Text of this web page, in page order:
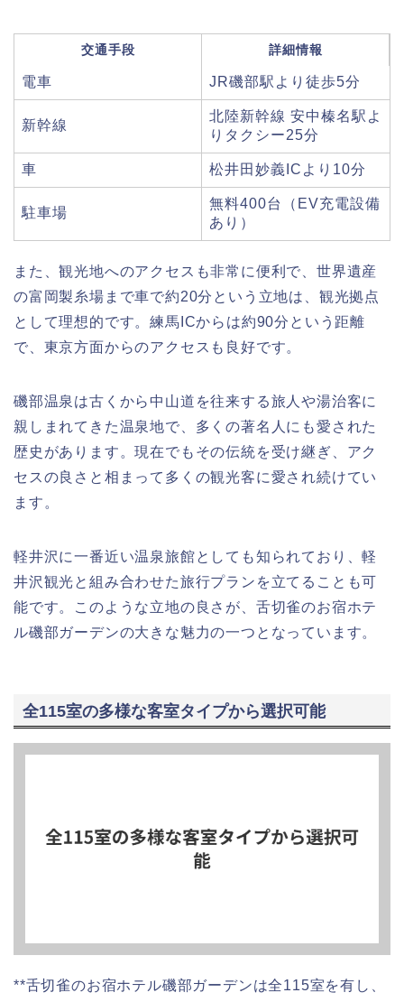
交通手段 詳細情報
電車 JR磯部駅より徒歩5分
新幹線
北陸新幹線 安中榛名駅よ
りタクシー25分
車 松井田妙義ICより10分
駐車場
無料400台（EV充電設備
あり）
また、観光地へのアクセスも非常に便利で、世界遺産
の富岡製糸場まで車で約20分という立地は、観光拠点
として理想的です。練馬ICからは約90分という距離
で、東京方面からのアクセスも良好です。
磯部温泉は古くから中山道を往来する旅人や湯治客に
親しまれてきた温泉地で、多くの著名人にも愛された
歴史があります。現在でもその伝統を受け継ぎ、アク
セスの良さと相まって多くの観光客に愛され続けてい
ます。
軽井沢に一番近い温泉旅館としても知られており、軽
井沢観光と組み合わせた旅行プランを立てることも可
能です。このような立地の良さが、舌切雀のお宿ホテ
ル磯部ガーデンの大きな魅力の一つとなっています。
全115室の多様な客室タイプから選択可能
**舌切雀のお宿ホテル磯部ガーデンは全115室を有し、